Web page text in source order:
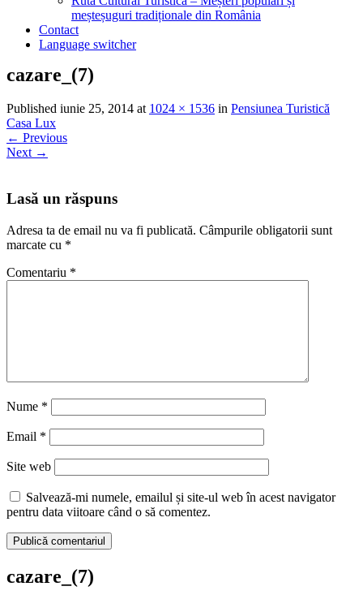
meșteșuguri tradiționale din România
Contact
Language switcher
cazare_(7)
Published iunie 25, 2014 at 1024 × 1536 in Pensiunea Turistică
Casa Lux
← Previous
Next →
Lasă un răspuns
Adresa ta de email nu va fi publicată. Câmpurile obligatorii sunt
marcate cu *
Comentariu *
Nume *
Email *
Site web
Salvează-mi numele, emailul și site-ul web în acest navigator
pentru data viitoare când o să comentez.
cazare_(7)